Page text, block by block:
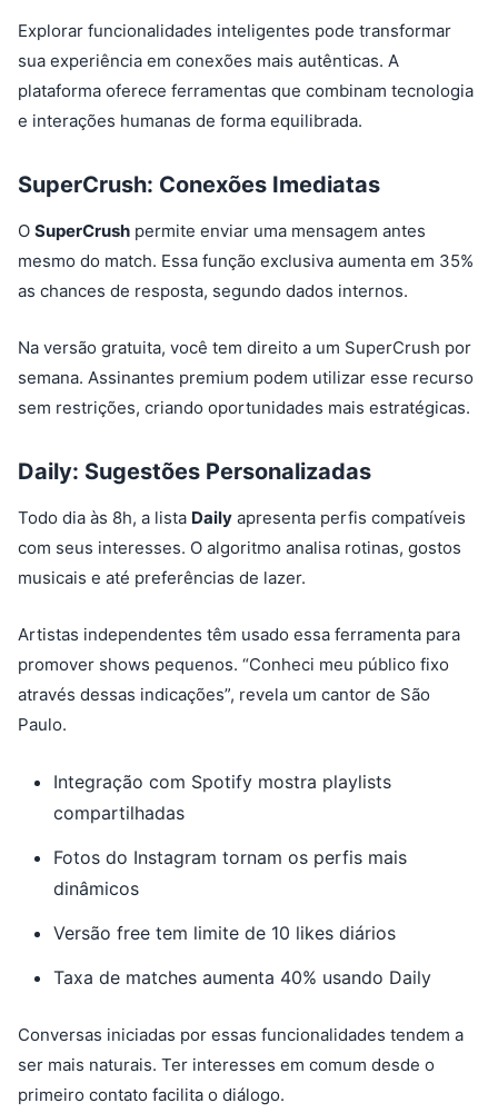
Explorar funcionalidades inteligentes pode transformar
sua experiência em conexões mais autênticas. A
plataforma oferece ferramentas que combinam tecnologia
e interações humanas de forma equilibrada.
SuperCrush: Conexões Imediatas
O SuperCrush permite enviar uma mensagem antes
mesmo do match. Essa função exclusiva aumenta em 35%
as chances de resposta, segundo dados internos.
Na versão gratuita, você tem direito a um SuperCrush por
semana. Assinantes premium podem utilizar esse recurso
sem restrições, criando oportunidades mais estratégicas.
Daily: Sugestões Personalizadas
Todo dia às 8h, a lista Daily apresenta perfis compatíveis
com seus interesses. O algoritmo analisa rotinas, gostos
musicais e até preferências de lazer.
Artistas independentes têm usado essa ferramenta para
promover shows pequenos. “Conheci meu público fixo
através dessas indicações”, revela um cantor de São
Paulo.
Integração com Spotify mostra playlists
compartilhadas
Fotos do Instagram tornam os perfis mais
dinâmicos
Versão free tem limite de 10 likes diários
Taxa de matches aumenta 40% usando Daily
Conversas iniciadas por essas funcionalidades tendem a
ser mais naturais. Ter interesses em comum desde o
primeiro contato facilita o diálogo.